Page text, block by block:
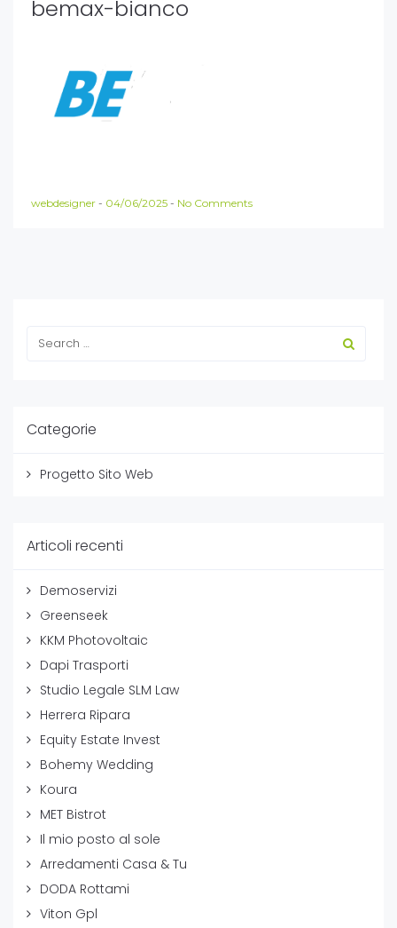
bemax-bianco
webdesigner - 04/06/2025 - No Comments
Categorie
Progetto Sito Web
Articoli recenti
Demoservizi
Greenseek
KKM Photovoltaic
Dapi Trasporti
Studio Legale SLM Law
Herrera Ripara
Equity Estate Invest
Bohemy Wedding
Koura
MET Bistrot
Il mio posto al sole
Arredamenti Casa & Tu
DODA Rottami
Viton Gpl